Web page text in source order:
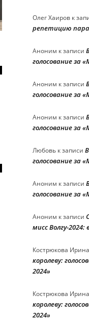
Олег Хаиров к
репетицию
Аноним к записи
голосование за
Аноним к записи
голосование за
Аноним к записи
голосование за
Любовь к записи
голосование за
Аноним к записи
голосование за
Аноним к записи
мисс Волгу-
Кострюкова Ирина
королеву:
2024»
Кострюкова Ирина
королеву:
2024»